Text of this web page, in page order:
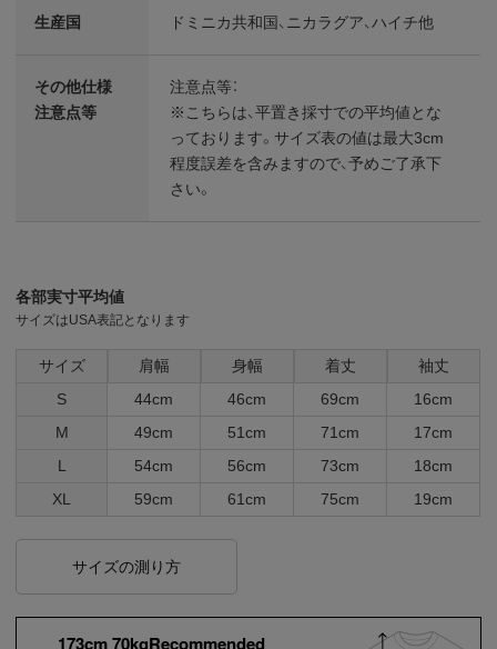
生産国 ドミニカ共和国、ニカラグア、ハイチ他
その他仕様
注意点等
注意点等：
※こちらは、平置き採寸での平均値とな
っております。サイズ表の値は最大3cm
程度誤差を含みますので、予めご了承下
さい。
各部実寸平均値
サイズはUSA表記となります
サイズ 肩幅 身幅 着丈
袖丈
S
44cm 46cm 69cm
16cm
M
49cm 51cm 71cm
17cm
L
54cm 56cm 73cm
18cm
XL
59cm 61cm 75cm 19cm
サイズの測り方
173cm 70kgRecommended